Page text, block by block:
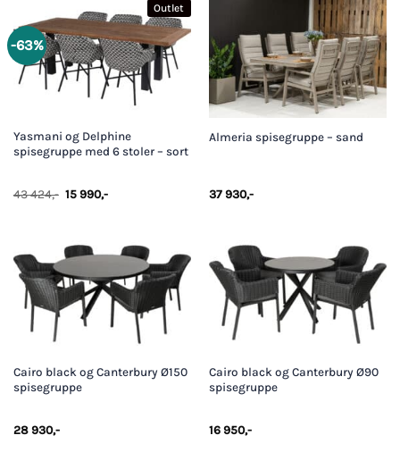
990,-.
-63%
Outlet
Yasmani og Delphine
spisegruppe med 6 stoler – sort
43 424,- Opprinnelig
15 990,-Nåværende
Almeria spisegruppe – sand
37 930,-
Cairo black og Canterbury Ø150
spisegruppe
28 930,-
Cairo black og Canterbury Ø90
spisegruppe
16 950,-